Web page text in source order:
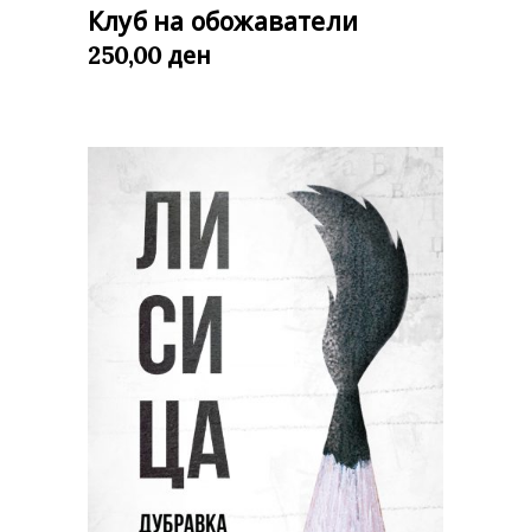
Клуб на обожаватели
250,00 ден